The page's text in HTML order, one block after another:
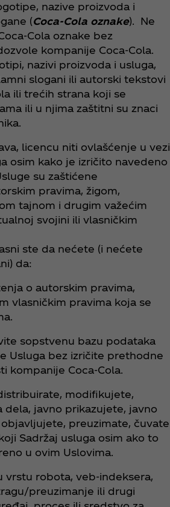
nazive proizvoda i
(Coca‑Cola oznake). Ne
oznake bez
kompanije Coca‑Cola.
nazivi proizvoda i usluga,
slogani ili autorski tekstovi
ili trećih strana koji se
ili u njima zaštitni su znaci
licencu niti ovlašćenje u vezi
osim kako je izričito navedeno
su zaštićene
pravima, žigom,
tajnom i drugim važećim
svojini ili vlasničkim
ste da nećete (i nećete
da:
o autorskim pravima,
vlasničkim pravima koja se
sopstvenu bazu podataka
Usluga bez izričite prethodne
kompanije Coca‑Cola.
modifikujete,
dela, javno prikazujete, javno
preuzimate, čuvate
Sadržaj usluga osim ako to
u ovim Uslovima.
vrstu robota, veb-indeksera,
preuzimanje ili drugi